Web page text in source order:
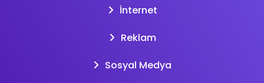
İnternet
Reklam
Sosyal Medya